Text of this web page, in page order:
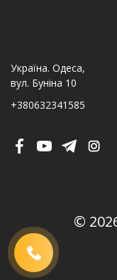
Україна. Одеса,
вул. Буніна 10
+380632341585
©
Код, зображений на картинці